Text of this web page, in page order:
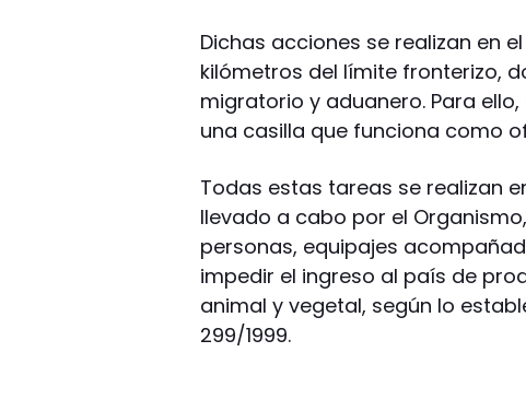
Dichas acciones se realizan en
kilómetros del límite fronterizo,
migratorio y aduanero. Para
una casilla que funciona como
Todas estas tareas se realizan
llevado a cabo por el
personas, equipajes
impedir el ingreso al país de
animal y vegetal, según lo
299/1999.